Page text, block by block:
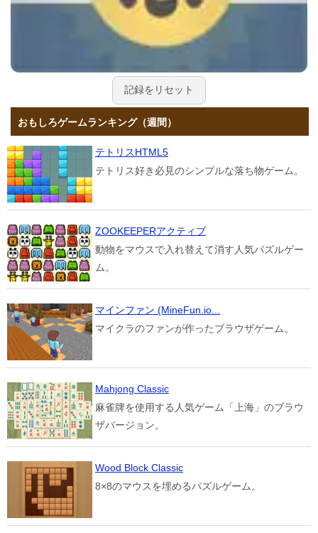
記録をリセット
おもしろゲームランキング（週間）
テトリスHTML5
テトリス好き必見のシンプルな落ち物ゲーム。
ZOOKEEPERアクティブ
動物をマウスで入れ替えて消す人気パズルゲー
ム。
マインファン (MineFun.io...
マイクラのファンが作ったブラウザゲーム。
Mahjong Classic
麻雀牌を使用する人気ゲーム「上海」のブラウ
ザバージョン。
Wood Block Classic
8×8のマウスを埋めるパズルゲーム。